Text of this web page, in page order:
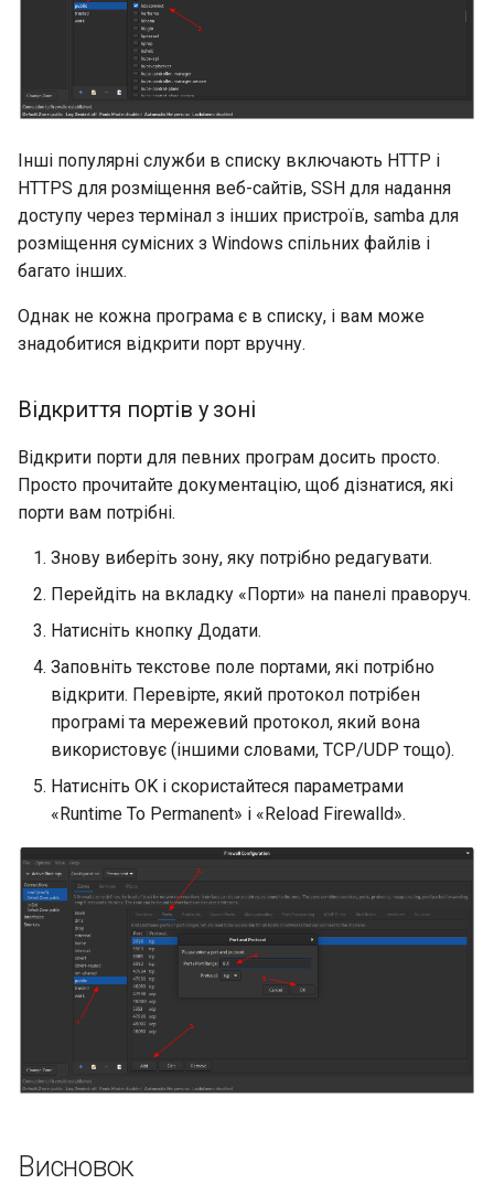
Інші популярні служби в списку включають HTTP і
HTTPS для розміщення веб-сайтів, SSH для надання
доступу через термінал з інших пристроїв, samba для
розміщення сумісних з Windows спільних файлів і
багато інших.
Однак не кожна програма є в списку, і вам може
знадобитися відкрити порт вручну.
Відкриття портів у зоні
Відкрити порти для певних програм досить просто.
Просто прочитайте документацію, щоб дізнатися, які
порти вам потрібні.
Знову виберіть зону, яку потрібно редагувати.
Перейдіть на вкладку «Порти» на панелі праворуч.
Натисніть кнопку Додати.
Заповніть текстове поле портами, які потрібно
відкрити. Перевірте, який протокол потрібен
програмі та мережевий протокол, який вона
використовує (іншими словами, TCP/UDP тощо).
Натисніть OK і скористайтеся параметрами
«Runtime To Permanent» і «Reload Firewalld».
Висновок